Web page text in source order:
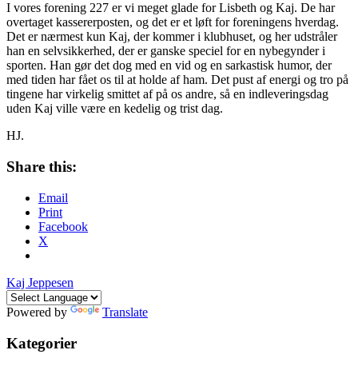
I vores forening 227 er vi meget glade for Lisbeth og Kaj. De har
overtaget kassererposten, og det er et løft for foreningens hverdag.
Det er nærmest kun Kaj, der kommer i klubhuset, og her udstråler
han en selvsikkerhed, der er ganske speciel for en nybegynder i
sporten. Han gør det dog med en vid og en sarkastisk humor, der
med tiden har fået os til at holde af ham. Det pust af energi og tro på
tingene har virkelig smittet af på os andre, så en indleveringsdag
uden Kaj ville være en kedelig og trist dag.
HJ.
Share this:
Email
Print
Facebook
X
Kaj Jeppesen
Powered by Translate
Kategorier